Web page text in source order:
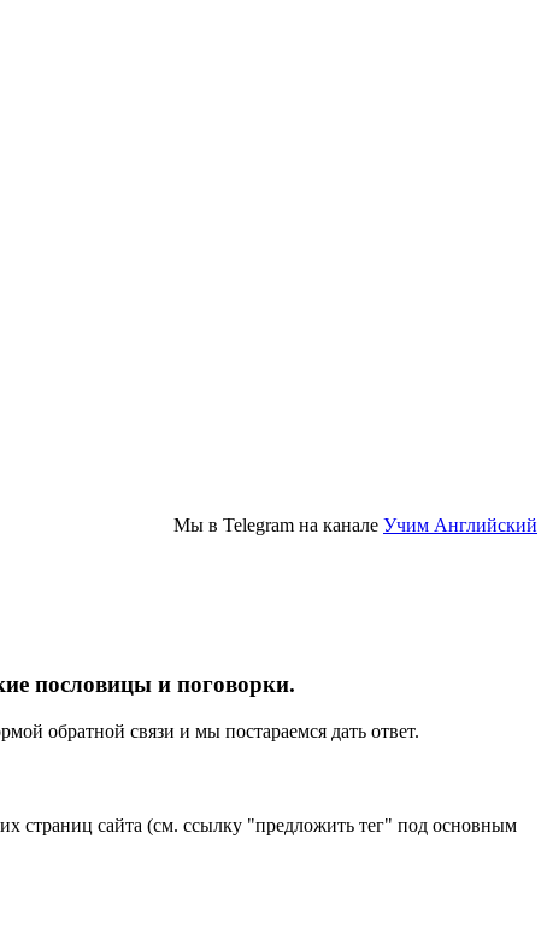
Мы в Telegram на канале Учим Английский
пословицы и поговорки.
обратной связи и мы постараемся дать ответ.
страниц сайта (см. ссылку "предложить тег" под основным